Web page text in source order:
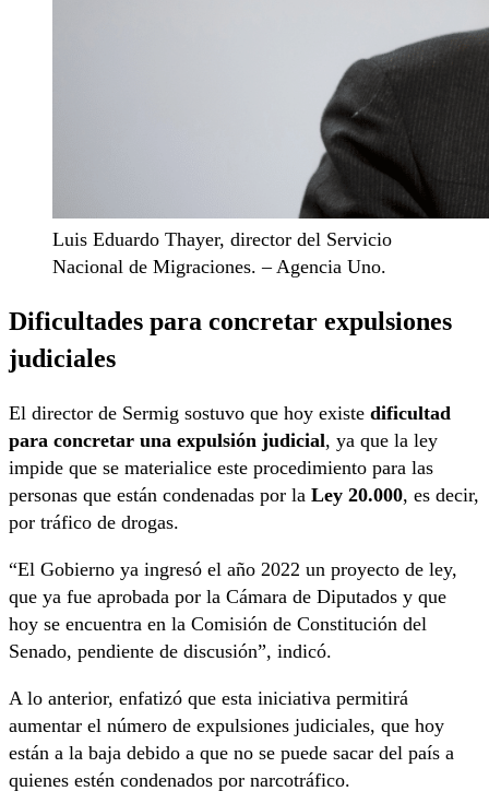
Luis Eduardo Thayer, director del Servicio
Nacional de Migraciones. – Agencia Uno.
Dificultades para concretar expulsiones
judiciales
El director de Sermig sostuvo que hoy existe dificultad
para concretar una expulsión judicial, ya que la ley
impide que se materialice este procedimiento para las
personas que están condenadas por la Ley 20.000, es decir,
por tráfico de drogas.
“El Gobierno ya ingresó el año 2022 un proyecto de ley,
que ya fue aprobada por la Cámara de Diputados y que
hoy se encuentra en la Comisión de Constitución del
Senado, pendiente de discusión”, indicó.
A lo anterior, enfatizó que esta iniciativa permitirá
aumentar el número de expulsiones judiciales, que hoy
están a la baja debido a que no se puede sacar del país a
quienes estén condenados por narcotráfico.